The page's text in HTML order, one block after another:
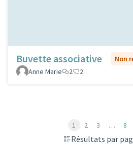
Buvette associative
Non
Anne Marie
2 2
Résultats par
1 2 3 … 8